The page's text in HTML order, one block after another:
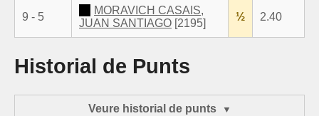
9 - 5
MORAVICH CASAIS,
JUAN SANTIAGO [2195]
½ 2.40
Historial de Punts
Veure historial de punts